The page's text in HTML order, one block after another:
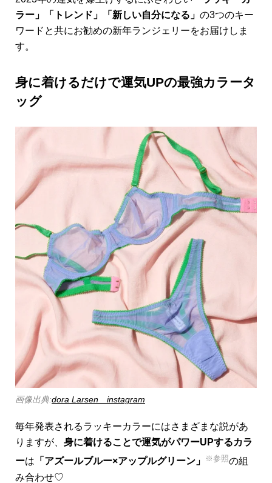
ラー」「トレンド」「新しい自分になる」 の3つのキー
ワードと共にお勧めの新年ランジェリーをお届けしま
す。
身に着けるだけで運気UPの最強カラータ
ッグ
画像出典:dora Larsen instagram
毎年発表されるラッキーカラーにはさまざまな説があ
りますが、 身に着けることで運気がパワーUPするカラ
ーは 「アズールブルー×アップルグリーン」 ※参照の組
み合わせ♡